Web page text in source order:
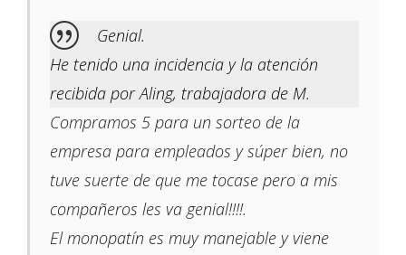
Genial.
He tenido una incidencia y la atención
recibida por Aling, trabajadora de M.
Compramos 5 para un sorteo de la
empresa para empleados y súper bien, no
tuve suerte de que me tocase pero a mis
compañeros les va genial!!!!.
El monopatín es muy manejable y viene